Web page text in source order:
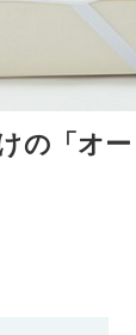
の「オー